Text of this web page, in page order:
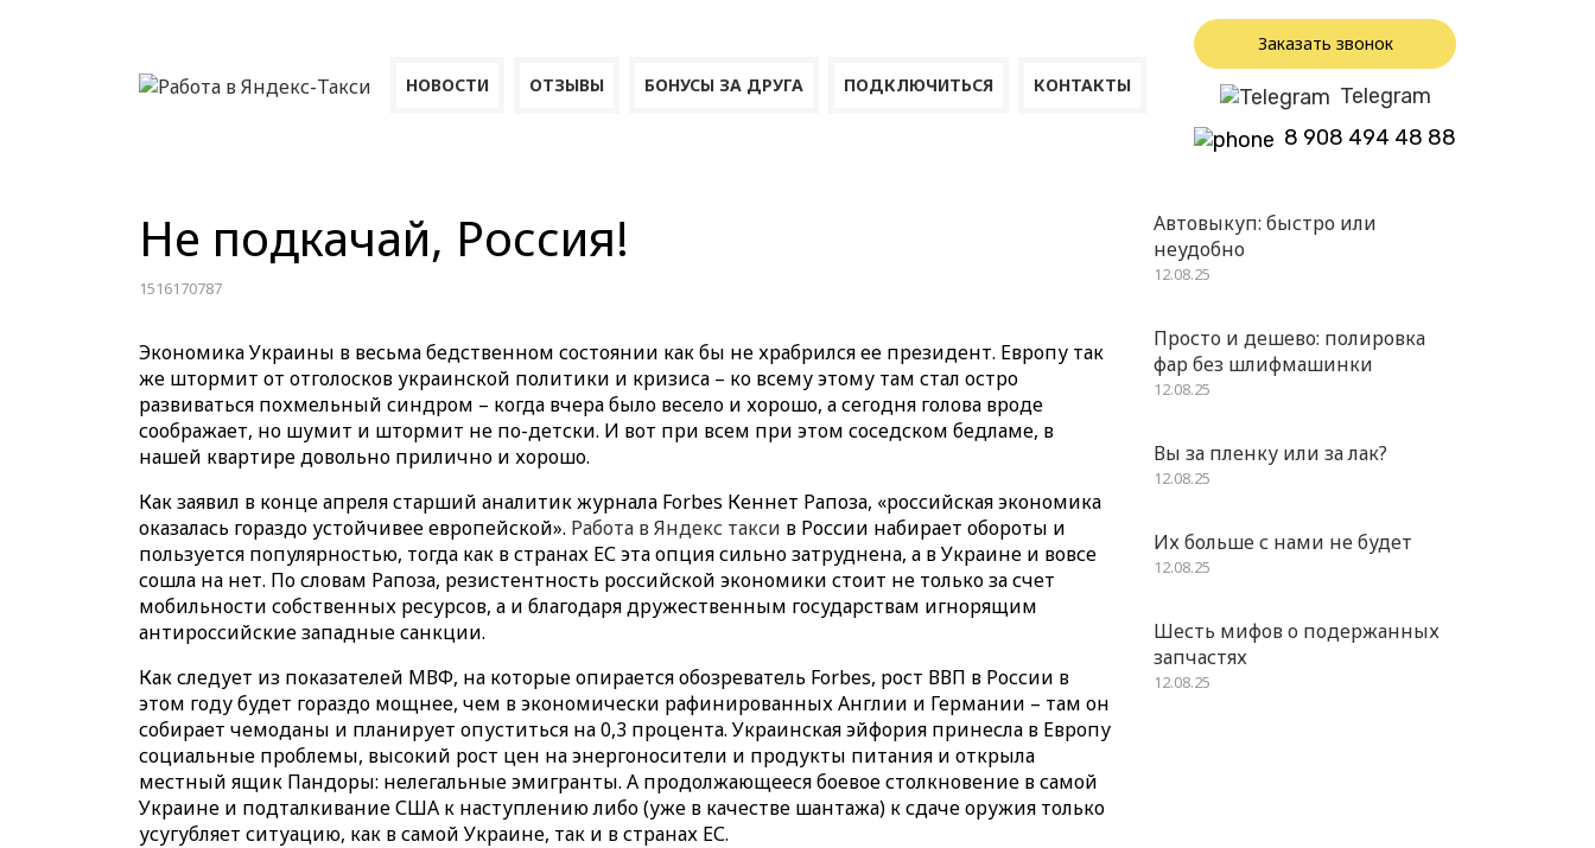
НОВОСТИ ОТЗЫВЫ БОНУСЫ ЗА ДРУГА ПОДКЛЮЧИТЬСЯ КОНТАКТЫ
Заказать звонок
Telegram
8 908 494 48 88
Не подкачай, Россия!
1516170787
Экономика Украины в весьма бедственном состоянии как бы не храбрился ее президент. Европу так
же штормит от отголосков украинской политики и кризиса – ко всему этому там стал остро
развиваться похмельный синдром – когда вчера было весело и хорошо, а сегодня голова вроде
соображает, но шумит и штормит не по-детски. И вот при всем при этом соседском бедламе, в
нашей квартире довольно прилично и хорошо.
Как заявил в конце апреля старший аналитик журнала Forbes Кеннет Рапоза, «российская экономика
оказалась гораздо устойчивее европейской». Работа в Яндекс такси в России набирает обороты и
пользуется популярностью, тогда как в странах ЕС эта опция сильно затруднена, а в Украине и вовсе
сошла на нет. По словам Рапоза, резистентность российской экономики стоит не только за счет
мобильности собственных ресурсов, а и благодаря дружественным государствам игнорящим
антироссийские западные санкции.
Как следует из показателей МВФ, на которые опирается обозреватель Forbes, рост ВВП в России в
этом году будет гораздо мощнее, чем в экономически рафинированных Англии и Германии – там он
собирает чемоданы и планирует опуститься на 0,3 процента. Украинская эйфория принесла в Европу
социальные проблемы, высокий рост цен на энергоносители и продукты питания и открыла
местный ящик Пандоры: нелегальные эмигранты. А продолжающееся боевое столкновение в самой
Украине и подталкивание США к наступлению либо (уже в качестве шантажа) к сдаче оружия только
усугубляет ситуацию, как в самой Украине, так и в странах ЕС.
Автовыкуп: быстро или
неудобно
12.08.25
Просто и дешево: полировка
фар без шлифмашинки
12.08.25
Вы за пленку или за лак?
12.08.25
Их больше с нами не будет
12.08.25
Шесть мифов о подержанных
запчастях
12.08.25